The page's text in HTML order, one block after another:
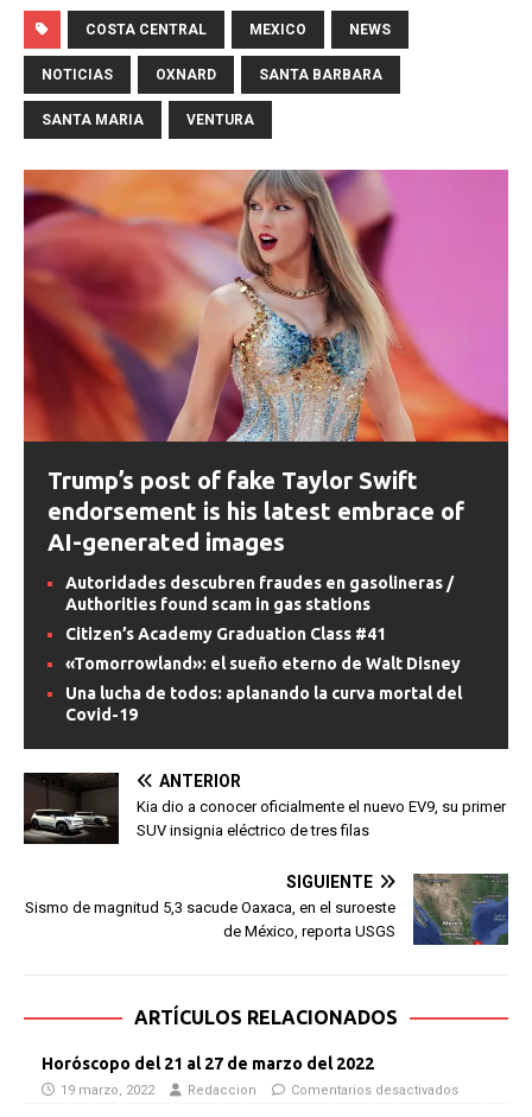
COSTA CENTRAL MEXICO NEWS
NOTICIAS OXNARD SANTA BARBARA
SANTA MARIA VENTURA
Trump’s post of fake Taylor Swift
endorsement is his latest embrace of
AI-generated images
Autoridades descubren fraudes en gasolineras /
Authorities found scam in gas stations
Citizen’s Academy Graduation Class #41
«Tomorrowland»: el sueño eterno de Walt Disney
Una lucha de todos: aplanando la curva mortal del
Covid-19
ANTERIOR
Kia dio a conocer oficialmente el nuevo EV9, su primer
SUV insignia eléctrico de tres filas
SIGUIENTE
Sismo de magnitud 5,3 sacude Oaxaca, en el suroeste
de México, reporta USGS
ARTÍCULOS RELACIONADOS
Horóscopo del 21 al 27 de marzo del 2022
19 marzo, 2022 Redaccion Comentarios desactivados